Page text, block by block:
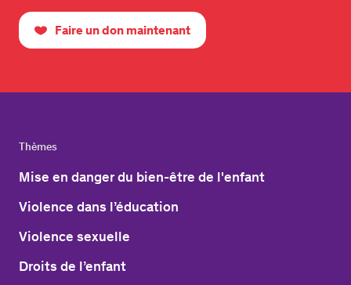
Faire un don maintenant
Thèmes
Mise en danger du bien-être de l'enfant
Violence dans l’éducation
Violence sexuelle
Droits de l’enfant